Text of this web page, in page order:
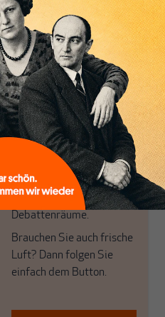
Wir verlassen die
journalistische Filterblase,
in der sich viele
eingerichtet haben. Wir
öffnen Fenster und
bringen frische Luft in die
engen und verstaubten
Debattenräume.
Brauchen Sie auch frische
Luft? Dann folgen Sie
einfach dem Button.